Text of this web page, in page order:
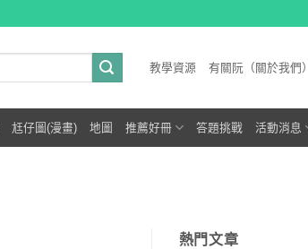
教學資源 有關阮（關於我們）
尪仔圖(漫畫) 地圖 推薦好冊 答題挑戰 活動消息
熱門文章